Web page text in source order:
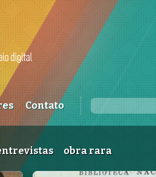
Contato
obra rara